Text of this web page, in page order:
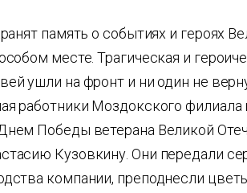
память о событиях и героях
месте. Трагическая и
ушли на фронт и ни один не
работники Моздокского
Победы ветерана Великой
Кузовкину. Они передали
компании, преподнесли